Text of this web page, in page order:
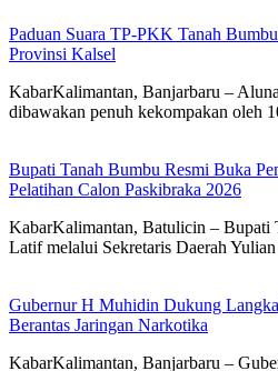
Paduan Suara TP-PKK Tanah
Provinsi Kalsel
KabarKalimantan, Banjarbaru –
dibawakan penuh kekompakan oleh
Bupati Tanah Bumbu Resmi Buka
Pelatihan Calon Paskibraka 2026
KabarKalimantan, Batulicin – Bupati
Latif melalui Sekretaris Daerah
Gubernur H Muhidin Dukung
Berantas Jaringan Narkotika
KabarKalimantan, Banjarbaru –